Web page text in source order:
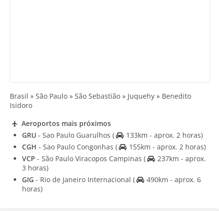
Brasil » São Paulo » São Sebastião » Juquehy » Benedito
Isidoro
Aeroportos mais próximos
GRU - Sao Paulo Guarulhos (
133km - aprox. 2 horas)
CGH - Sao Paulo Congonhas (
155km - aprox. 2 horas)
VCP - São Paulo Viracopos Campinas (
237km - aprox.
3 horas)
GIG - Rio de Janeiro Internacional (
490km - aprox. 6
horas)